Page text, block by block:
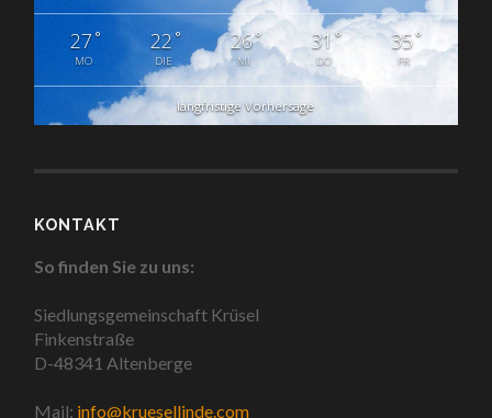
27°
MO
22 °
DIE
26°
MI
31°
DO
35°
FR
langfristige Vorhersage
KONTAKT
So finden Sie zu uns:
Siedlungsgemeinschaft Krüsel
Finkenstraße
D-48341 Altenberge
Mail: info@kruesellinde.com